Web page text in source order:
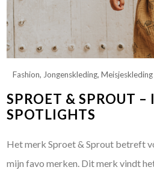
Fashion, Jongenskleding,Meisjeskleding
SPROET & SPROUT –
SPOTLIGHTS
Het merk Sproet & Sprout betreft
mijn favo merken. Dit merk vindt